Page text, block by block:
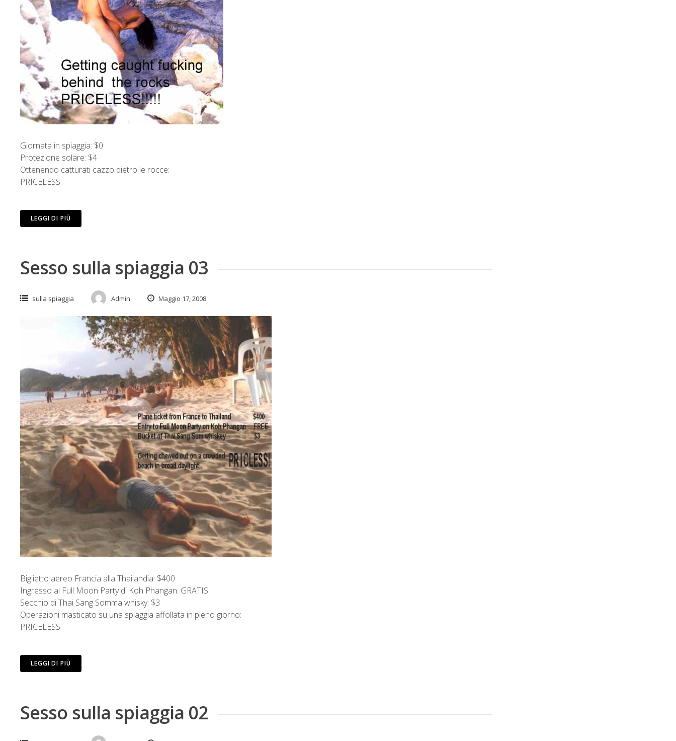
Giornata in spiaggia: $0
Protezione solare: $4
Ottenendo catturati cazzo dietro le rocce:
PRICELESS
LEGGI DI PIÙ
Sesso sulla spiaggia 03
sulla spiaggia Admin Maggio 17, 2008
Biglietto aereo Francia alla Thailandia: $400
Ingresso al Full Moon Party di Koh Phangan: GRATIS
Secchio di Thai Sang Somma whisky: $3
Operazioni masticato su una spiaggia affollata in pieno giorno:
PRICELESS
LEGGI DI PIÙ
Sesso sulla spiaggia 02